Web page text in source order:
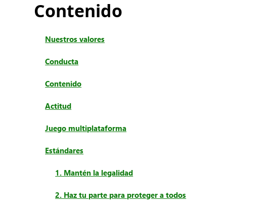
Contenido
Nuestros valores
Conducta
Contenido
Actitud
Juego multiplataforma
Estándares
1. Mantén la legalidad
2. Haz tu parte para proteger a todos